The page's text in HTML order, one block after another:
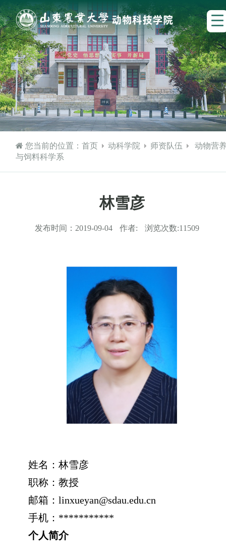
您当前的位置：首页 动科学院 师资队伍
动物营
与饲料科学系
林雪彦
发布时间： 2019-09-04 作者: 浏览次数:11509
姓名：林雪彦
职称：教授
邮箱： linxueyan@sdau.edu.cn
手机： ***********
个人简介